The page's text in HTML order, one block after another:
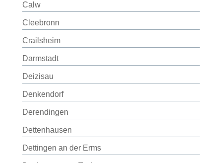
Calw
Cleebronn
Crailsheim
Darmstadt
Deizisau
Denkendorf
Derendingen
Dettenhausen
Dettingen an der Erms